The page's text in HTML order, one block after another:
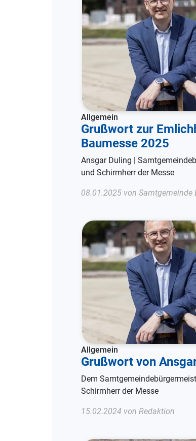
Allgemein
Grußwort zur
Baumesse 2025
Ansgar Duling |
und Schirmherr der Messe
08.01.2025 von Samtgemeinde
Allgemein
Grußwort von
Dem
Schirmherr der Messe
15.02.2024 von Redaktion